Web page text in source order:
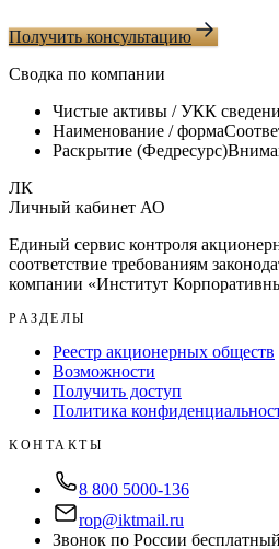
Получить консультацию
Сводка по компании
Чистые активы / УКК
Наименование / форма
Раскрытие (Федресурс)
ЛК
Личный кабинет АО
Единый сервис контроля
соответствие требованиям
компании «Институт
РАЗДЕЛЫ
Реестр акционерных обществ
Возможности
Получить доступ
Политика
КОНТАКТЫ
8 800 5000-136
rop@iktmail.ru
Звонок по России бесплатный